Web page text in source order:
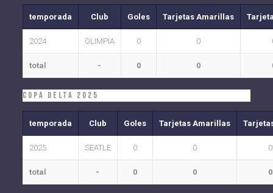
temporada Club Goles Tarjetas Amarillas
2024 OLIMPIA 0 0
total - 0 0
COPA DELTA 2025
temporada Club Goles Tarjetas Amarillas
2025 SEATLE 0 0 0
total - 0 0 0